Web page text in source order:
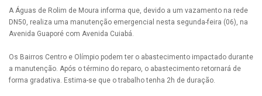
A Águas de Rolim de Moura informa que, devido a um vazamento na rede
DN50, realiza uma manutenção emergencial nesta segunda-feira (06), na
Avenida Guaporé com Avenida Cuiabá.
Os Bairros Centro e Olímpio podem ter o abastecimento impactado durante
a manutenção. Após o término do reparo, o abastecimento retornará de
forma gradativa. Estima-se que o trabalho tenha 2h de duração.